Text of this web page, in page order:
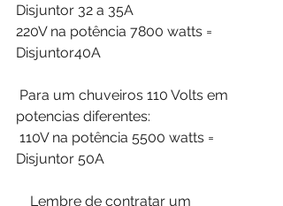
Disjuntor 32 a 35A
220V na potência 7800 watts =
Disjuntor40A
potencias diferentes:
Disjuntor 50A